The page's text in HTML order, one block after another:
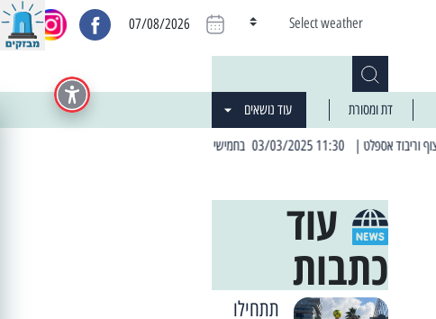
Select weather
07/08/2026
דת ומסורת עוד נושאים
| 11:30 03/03/2025 בחמישי הקרוב: הרחובות בהם תהיה הפסקת חשמל יזומה
עוד
כתבות
תתחילו